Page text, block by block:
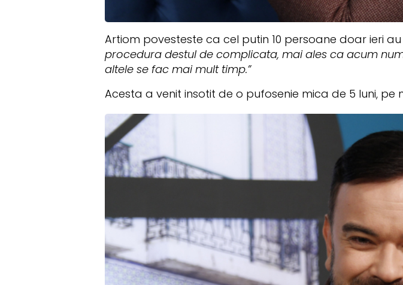
Artiom povesteste ca cel putin 10 persoane doar ieri
procedura destul de complicata, mai ales ca acum
altele se fac mai mult timp.”
Acesta a venit insotit de o pufosenie mica de 5 luni, pe